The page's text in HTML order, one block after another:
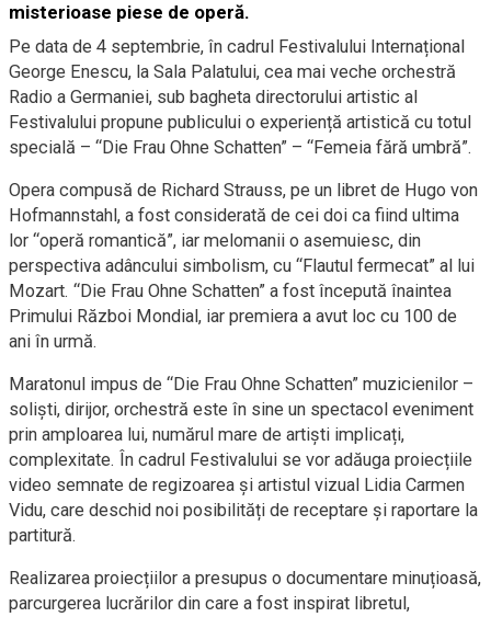
misterioase piese de operă.
Pe data de 4 septembrie, în cadrul Festivalului Internațional
George Enescu, la Sala Palatului, cea mai veche orchestră
Radio a Germaniei, sub bagheta directorului artistic al
Festivalului propune publicului o experiență artistică cu totul
specială – “Die Frau Ohne Schatten” – “Femeia fără umbră”.
Opera compusă de Richard Strauss, pe un libret de Hugo von
Hofmannstahl, a fost considerată de cei doi ca fiind ultima
lor “operă romantică”, iar melomanii o asemuiesc, din
perspectiva adâncului simbolism, cu “Flautul fermecat” al lui
Mozart. “Die Frau Ohne Schatten” a fost începută înaintea
Primului Război Mondial, iar premiera a avut loc cu 100 de
ani în urmă.
Maratonul impus de “Die Frau Ohne Schatten” muzicienilor –
soliști, dirijor, orchestră este în sine un spectacol eveniment
prin amploarea lui, numărul mare de artiști implicați,
complexitate. În cadrul Festivalului se vor adăuga proiecțiile
video semnate de regizoarea și artistul vizual Lidia Carmen
Vidu, care deschid noi posibilități de receptare și raportare la
partitură.
Realizarea proiecțiilor a presupus o documentare minuțioasă,
parcurgerea lucrărilor din care a fost inspirat libretul,